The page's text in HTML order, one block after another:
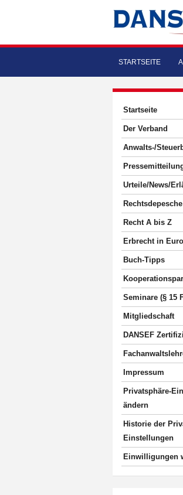
STARTSEITE
Startseite
Der Verband
Anwalts-/
Urteile/News/
Rechtsdepesche
Recht A bis Z
Erbrecht in
Buch-Tipps
Seminare (§ 15
Mitgliedschaft
DANSEF
Impressum
Privatsphäre-
ändern
Historie der
Einstellungen
Einwilligungen